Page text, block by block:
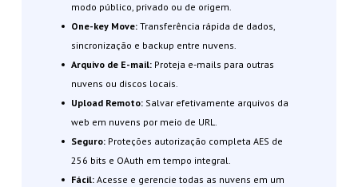
modo público, privado ou de origem.
One-key Move:Transferência rápida de dados,
sincronização e backup entre nuvens.
Arquivo de E-mail:Proteja e-mails para outras
nuvens ou discos locais.
Upload Remoto:Salvar efetivamente arquivos da
web em nuvens por meio de URL.
Seguro:Proteções autorização completa AES de
256 bits e OAuth em tempo integral.
Fácil:Acesse e gerencie todas as nuvens em um